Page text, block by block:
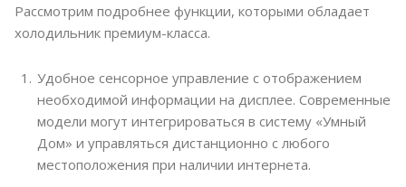
Рассмотрим подробнее функции, которыми обладает
холодильник премиум-класса.
Удобное сенсорное управление с отображением
необходимой информации на дисплее. Современные
модели могут интегрироваться в систему «Умный
Дом» и управляться дистанционно с любого
местоположения при наличии интернета.